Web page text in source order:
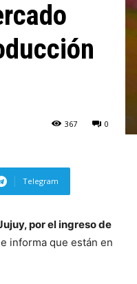
0
367
Telegram
por el ingreso de
informa que están en